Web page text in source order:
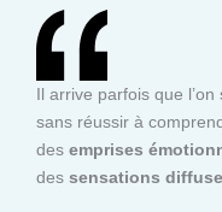
Il arrive parfois que l’on
sans réussir à
des emprises
des sensations